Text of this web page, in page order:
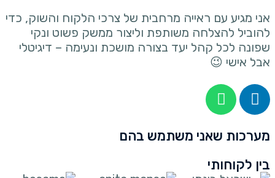
אני מגיע עם ראייה מרחבית של צרכי הלקוח והשוק, כדי
להוביל להצלחה משותפת וליצור ממשק פשוט ונקי
שפונה לכל קהל יעד בצורה מושכת ונעימה – דיגיטלי
אבל אישי 😉
מערכות שאני משתמש בהם
בין לקוחותי